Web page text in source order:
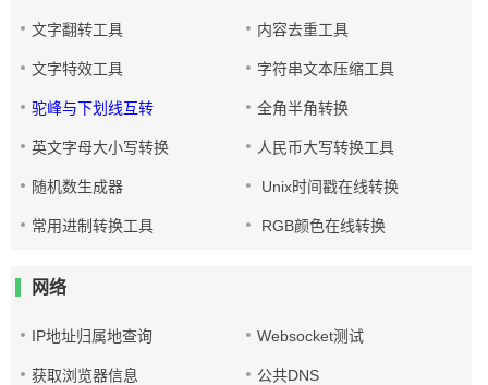
文字翻转工具 内容去重工具
文字特效工具 字符串文本压缩工具
驼峰与下划线互转 全角半角转换
英文字母大小写转换 人民币大写转换工具
随机数生成器 Unix时间戳在线转换
常用进制转换工具 RGB颜色在线转换
网络
IP地址归属地查询 Websocket测试
获取浏览器信息 公共DNS